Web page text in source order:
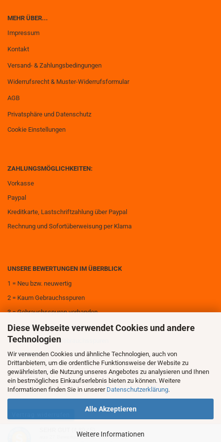
Diese Webseite verwendet Cookies und andere
Technologien
Wir verwenden Cookies und ähnliche Technologien, auch von
Drittanbietern, um die ordentliche Funktionsweise der Website zu
gewährleisten, die Nutzung unseres Angebotes zu analysieren und Ihnen
ein bestmögliches Einkaufserlebnis bieten zu können. Weitere
Informationen finden Sie in unserer Datenschutzerklärung.
Alle Akzeptieren
Weitere Informationen
MEHR ÜBER...
Impressum
Kontakt
Versand- & Zahlungsbedingungen
Widerrufsrecht & Muster-Widerrufsformular
AGB
Privatsphäre und Datenschutz
Cookie Einstellungen
ZAHLUNGSMÖGLICHKEITEN:
Vorkasse
Paypal
Kreditkarte, Lastschriftzahlung über Paypal
Rechnung und Sofortüberweisung per Klarna
UNSERE BEWERTUNGEN IM ÜBERBLICK
1 = Neu bzw. neuwertig
2 = Kaum Gebrauchsspuren
3 = Gebrauchsspuren vorhanden
4 = Deutliche Gebrauchsspuren
5 = Sehr deutliche Gebrauchsspuren
6 = Zerstört
(4.89 / 5)
Bewertungen bei: shopvote.de ⓘ